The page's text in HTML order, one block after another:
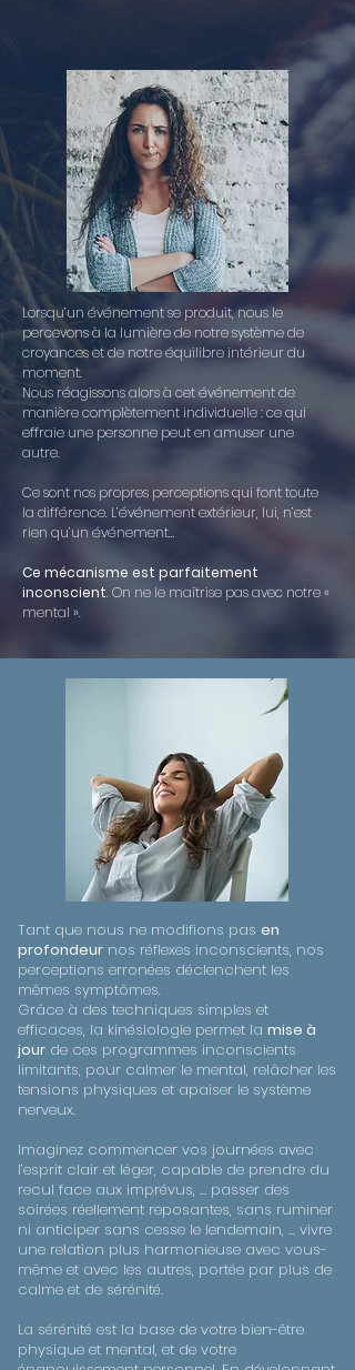
Lorsqu’un événement se produit, nous le
percevons à la lumière de notre système de
croyances et de notre équilibre intérieur du
moment.
Nous réagissons alors à cet événement de
manière complètement individuelle : ce qui
effraie une personne peut en amuser une
autre.
Ce sont nos propres perceptions qui font toute
la différence. L’événement extérieur, lui, n’est
rien qu’un événement…
Ce mécanisme est parfaitement
inconscient. On ne le maîtrise pas avec notre «
mental ».
Tant que nous ne modifions pas en
profondeur nos réflexes inconscients, nos
perceptions erronées déclenchent les
mêmes symptômes.
Grâce à des techniques simples et
efficaces, la kinésiologie permet la mise à
jour de ces programmes inconscients
limitants, pour calmer le mental, relâcher les
tensions physiques et apaiser le système
nerveux.
Imaginez commencer vos journées avec
l’esprit clair et léger, capable de prendre du
recul face aux imprévus, … passer des
soirées réellement reposantes, sans ruminer
ni anticiper sans cesse le lendemain, … vivre
une relation plus harmonieuse avec vous-
même et avec les autres, portée par plus de
calme et de sérénité.
La sérénité est la base de votre bien-être
physique et mental, et de votre